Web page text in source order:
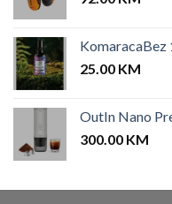
KomaracaBez
25.00 KM
OutIn Nano
300.00 KM